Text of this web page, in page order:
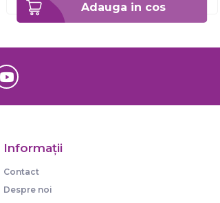
Adauga in cos
Informaţii
Contact
Despre noi